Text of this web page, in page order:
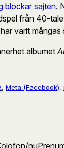
blockar sajten.
från 40-
har varit mångas
albumet
, Meta (Facebook),
/nu